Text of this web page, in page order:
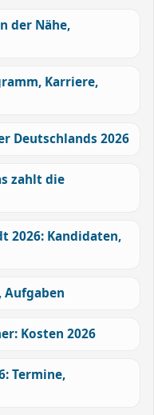
der Nähe,
Karriere,
Deutschlands 2026
zahlt die
2026: Kandidaten,
Aufgaben
Kosten 2026
Termine,